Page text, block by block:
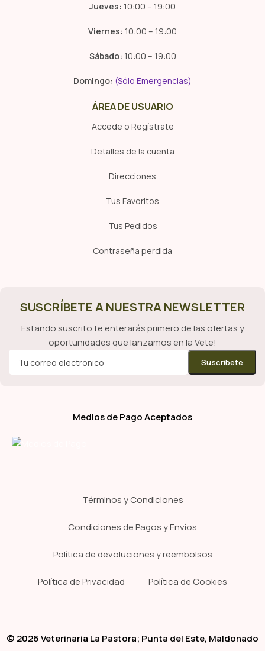
Jueves: 10:00 – 19:00
Viernes: 10:00 – 19:00
Sábado: 10:00 – 19:00
Domingo: (Sólo Emergencias)
ÁREA DE USUARIO
Accede o Regístrate
Detalles de la cuenta
Direcciones
Tus Favoritos
Tus Pedidos
Contraseña perdida
SUSCRÍBETE A NUESTRA NEWSLETTER
Estando suscrito te enterarás primero de las ofertas y
oportunidades que lanzamos en la Vete!
Medios de Pago Aceptados
Términos y Condiciones
Condiciones de Pagos y Envíos
Política de devoluciones y reembolsos
Política de Privacidad Política de Cookies
© 2026 Veterinaria La Pastora; Punta del Este, Maldonado